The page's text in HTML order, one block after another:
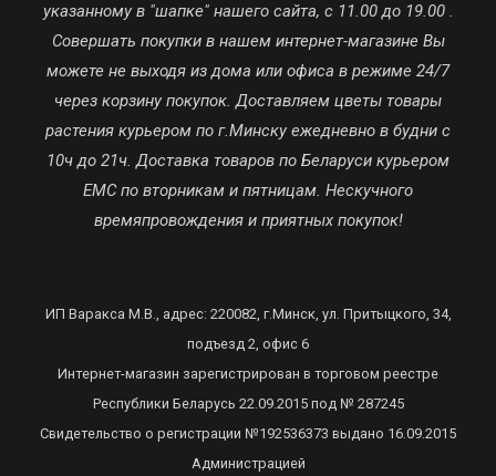
указанному в "шапке" нашего сайта, с 11.00 до 19.00 .
Совершать покупки в нашем интернет-магазине Вы
можете не выходя из дома или офиса в режиме 24/7
через корзину покупок. Доставляем цветы товары
растения курьером по г.Минску ежедневно в будни с
10ч до 21ч. Доставка товаров по Беларуси курьером
ЕМС по вторникам и пятницам. Нескучного
времяпровождения и приятных покупок!
ИП Варакса М.В., адрес: 220082, г.Минск, ул. Притыцкого, 34,
подъезд 2, офис 6
Интернет-магазин зарегистрирован в торговом реестре
Республики Беларусь 22.09.2015 под № 287245
Свидетельство о регистрации №192536373 выдано 16.09.2015
Администрацией